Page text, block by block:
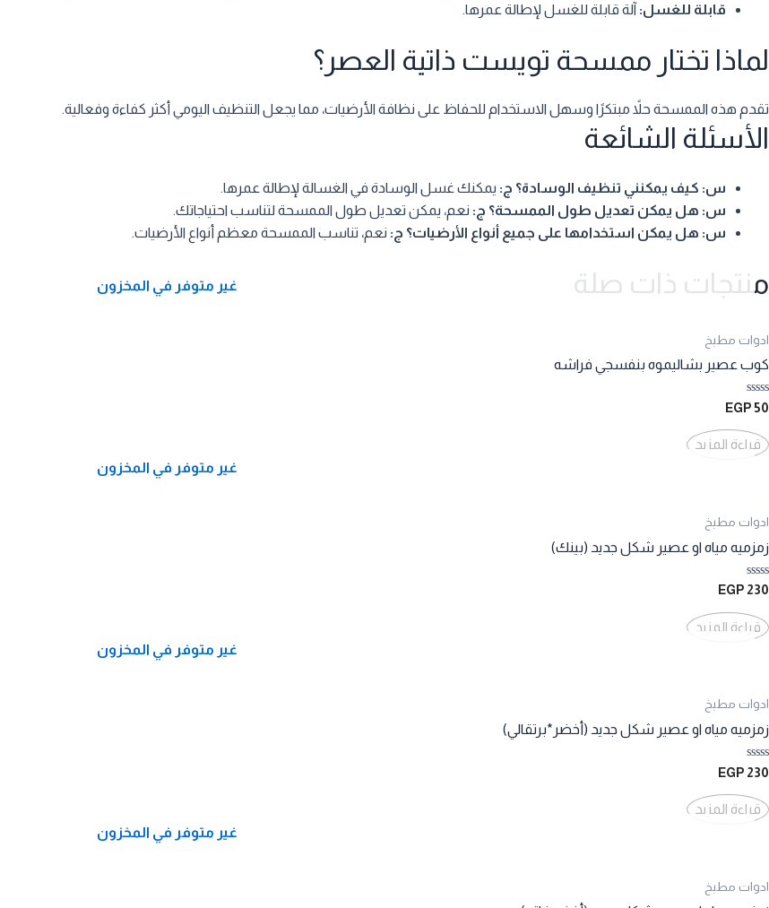
قابلة للغسل: آلة قابلة للغسل لإطالة عمرها.
لماذا تختار ممسحة تويست ذاتية العصر؟
تقدم هذه الممسحة حلاً مبتكرًا وسهل الاستخدام للحفاظ على نظافة الأرضيات، مما يجعل التنظيف اليومي أكثر كفاءة وفعالية.
الأسئلة الشائعة
س: كيف يمكنني تنظيف الوسادة؟ ج: يمكنك غسل الوسادة في الغسالة لإطالة عمرها.
س: هل يمكن تعديل طول الممسحة؟ ج: نعم، يمكن تعديل طول الممسحة لتناسب احتياجاتك.
س: هل يمكن استخدامها على جميع أنواع الأرضيات؟ ج: نعم، تناسب الممسحة معظم أنواع الأرضيات.
منتجات ذات صلة غير متوفر في المخزون
ادوات مطبخ
كوب عصير بشاليموه بنفسجي فراشه
تم
من
5
50
EGP
قراءة المزيد
غير متوفر في المخزون
ادوات مطبخ
زمزميه مياه او عصير شكل جديد (بينك)
تم
من
5
230
EGP
قراءة المزيد
غير متوفر في المخزون
ادوات مطبخ
زمزميه مياه او عصير شكل جديد (أخضر*برتقالي)
تم
التقييم
من
5
230
EGP
قراءة المزيد
غير متوفر في المخزون
ادوات مطبخ